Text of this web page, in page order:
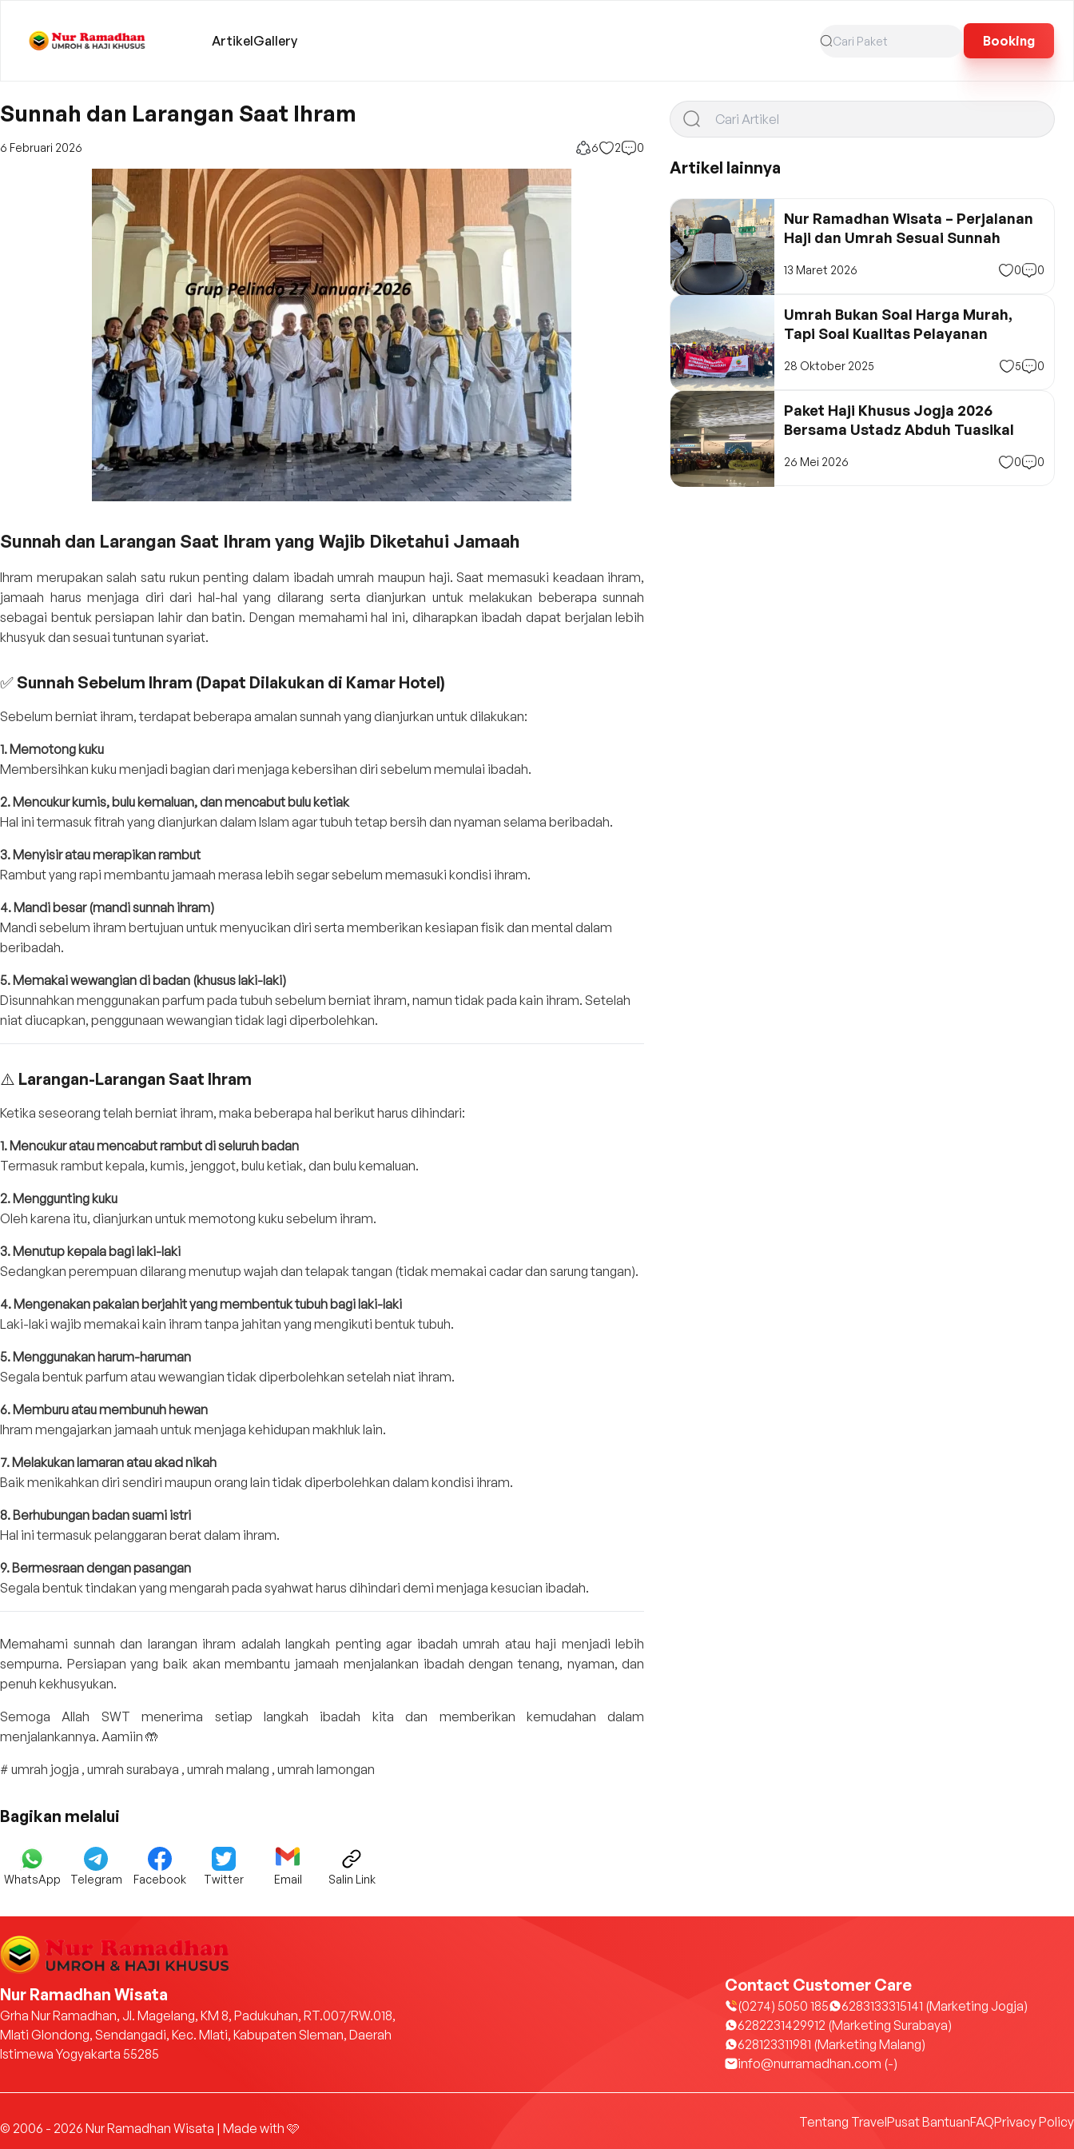
ArtikelGallery Booking
Sunnah dan Larangan Saat Ihram
6 Februari 2026 6 2 0
Sunnah dan Larangan Saat Ihram yang Wajib Diketahui Jamaah
Ihram merupakan salah satu rukun penting dalam ibadah umrah maupun haji. Saat memasuki keadaan ihram,
jamaah harus menjaga diri dari hal-hal yang dilarang serta dianjurkan untuk melakukan beberapa sunnah
sebagai bentuk persiapan lahir dan batin. Dengan memahami hal ini, diharapkan ibadah dapat berjalan lebih
khusyuk dan sesuai tuntunan syariat.
✅ Sunnah Sebelum Ihram (Dapat Dilakukan di Kamar Hotel)
Sebelum berniat ihram, terdapat beberapa amalan sunnah yang dianjurkan untuk dilakukan:
1. Memotong kuku
Membersihkan kuku menjadi bagian dari menjaga kebersihan diri sebelum memulai ibadah.
2. Mencukur kumis, bulu kemaluan, dan mencabut bulu ketiak
Hal ini termasuk fitrah yang dianjurkan dalam Islam agar tubuh tetap bersih dan nyaman selama beribadah.
3. Menyisir atau merapikan rambut
Rambut yang rapi membantu jamaah merasa lebih segar sebelum memasuki kondisi ihram.
4. Mandi besar (mandi sunnah ihram)
Mandi sebelum ihram bertujuan untuk menyucikan diri serta memberikan kesiapan fisik dan mental dalam
beribadah.
5. Memakai wewangian di badan (khusus laki-laki)
Disunnahkan menggunakan parfum pada tubuh sebelum berniat ihram, namun tidak pada kain ihram. Setelah
niat diucapkan, penggunaan wewangian tidak lagi diperbolehkan.
⚠️ Larangan-Larangan Saat Ihram
Ketika seseorang telah berniat ihram, maka beberapa hal berikut harus dihindari:
1. Mencukur atau mencabut rambut di seluruh badan
Termasuk rambut kepala, kumis, jenggot, bulu ketiak, dan bulu kemaluan.
2. Menggunting kuku
Oleh karena itu, dianjurkan untuk memotong kuku sebelum ihram.
3. Menutup kepala bagi laki-laki
Sedangkan perempuan dilarang menutup wajah dan telapak tangan (tidak memakai cadar dan sarung tangan).
4. Mengenakan pakaian berjahit yang membentuk tubuh bagi laki-laki
Laki-laki wajib memakai kain ihram tanpa jahitan yang mengikuti bentuk tubuh.
5. Menggunakan harum-haruman
Segala bentuk parfum atau wewangian tidak diperbolehkan setelah niat ihram.
6. Memburu atau membunuh hewan
Ihram mengajarkan jamaah untuk menjaga kehidupan makhluk lain.
7. Melakukan lamaran atau akad nikah
Baik menikahkan diri sendiri maupun orang lain tidak diperbolehkan dalam kondisi ihram.
8. Berhubungan badan suami istri
Hal ini termasuk pelanggaran berat dalam ihram.
9. Bermesraan dengan pasangan
Segala bentuk tindakan yang mengarah pada syahwat harus dihindari demi menjaga kesucian ibadah.
Memahami sunnah dan larangan ihram adalah langkah penting agar ibadah umrah atau haji menjadi lebih
sempurna. Persiapan yang baik akan membantu jamaah menjalankan ibadah dengan tenang, nyaman, dan
penuh kekhusyukan.
Semoga Allah SWT menerima setiap langkah ibadah kita dan memberikan kemudahan dalam
menjalankannya. Aamiin 🤲
# umrah jogja , umrah surabaya , umrah malang , umrah lamongan
Bagikan melalui
WhatsApp Telegram Facebook Twitter Email Salin Link
Artikel lainnya
Nur Ramadhan Wisata – Perjalanan
Haji dan Umrah Sesuai Sunnah
13 Maret 2026 0 0
Umrah Bukan Soal Harga Murah,
Tapi Soal Kualitas Pelayanan
28 Oktober 2025 5 0
Paket Haji Khusus Jogja 2026
Bersama Ustadz Abduh Tuasikal
26 Mei 2026 0 0
Nur Ramadhan Wisata
Grha Nur Ramadhan, Jl. Magelang, KM 8, Padukuhan, RT.007/RW.018,
Mlati Glondong, Sendangadi, Kec. Mlati, Kabupaten Sleman, Daerah
Istimewa Yogyakarta 55285
Contact Customer Care
(0274) 5050 185
6283133315141 (Marketing Jogja)
6282231429912 (Marketing Surabaya)
628123311981 (Marketing Malang)
info@nurramadhan.com (-)
Tentang TravelPusat BantuanFAQPrivacy Policy
© 2006 - 2026 Nur Ramadhan Wisata | Made with 🩷